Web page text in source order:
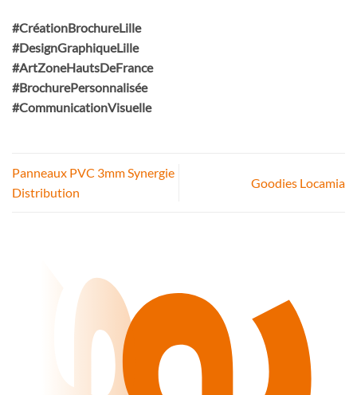
#CréationBrochureLille
#DesignGraphiqueLille
#ArtZoneHautsDeFrance
#BrochurePersonnalisée
#CommunicationVisuelle
Panneaux PVC 3mm Synergie
Distribution
Goodies Locamia